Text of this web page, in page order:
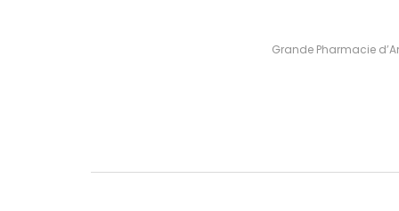
Grande Pharmacie